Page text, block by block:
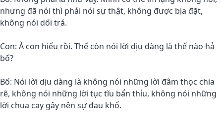
nhưng đã nói thì phải nói sự thật, không được bịa đặt,
không nói dối trá.
Con: À con hiểu rồi. Thế còn nói lời dịu dàng là thế nào hả
bố?
Bố: Nói lời dịu dàng là không nói những lời đâm thọc chia
rẽ, không nói những lời tục tĩu bẩn thỉu, không nói những
lời chua cay gây nên sự đau khổ.